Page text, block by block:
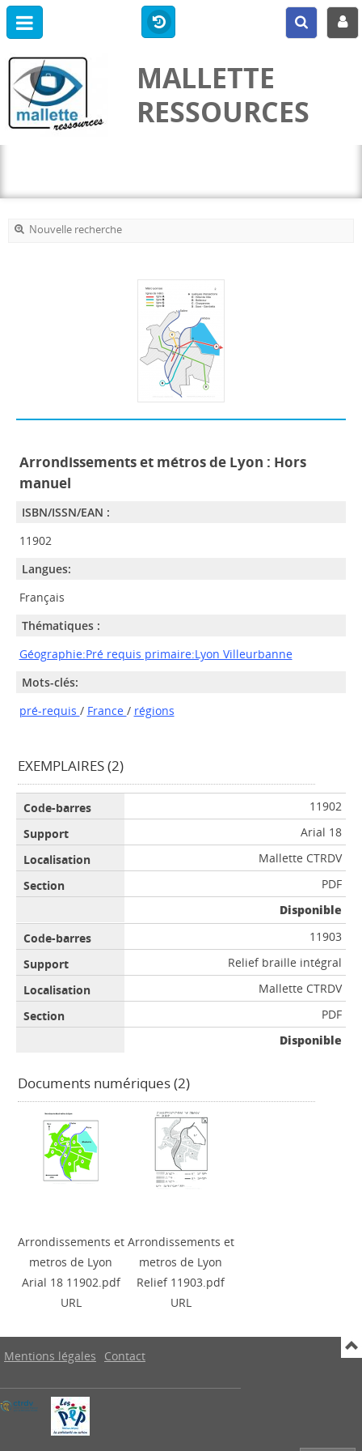
MALLETTE
RESSOURCES
Nouvelle recherche
Arrondissements et métros de Lyon : Hors
manuel
ISBN/ISSN/EAN :
11902
Langues:
Français
Thématiques :
Géographie:Pré requis primaire:Lyon Villeurbanne
Mots-clés:
pré-requis / France / régions
EXEMPLAIRES (2)
11902
Arial 18
Mallette CTRDV
PDF
Disponible
11903
Relief braille intégral
Mallette CTRDV
PDF
Disponible
Documents numériques (2)
Arrondissements et
metros de Lyon
Arial 18 11902.pdf
URL
Arrondissements et
metros de Lyon
Relief 11903.pdf
URL
Mentions légales Contact